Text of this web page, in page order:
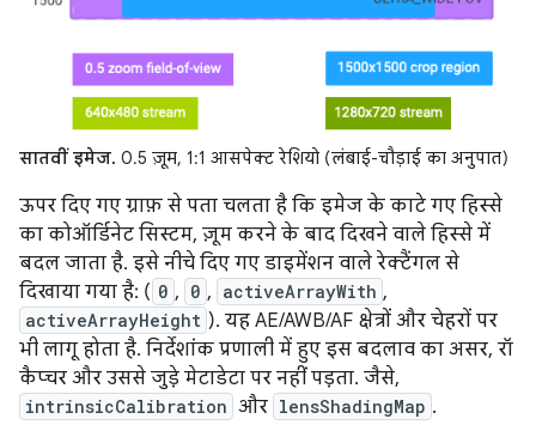
सातवीं इमेज. 0.5 ज़ूम, 1:1 आसपेक्ट रेशियो (लंबाई-चौड़ाई का अनुपात)
ऊपर दिए गए ग्राफ़ से पता चलता है कि इमेज के काटे गए हिस्से
का कोऑर्डिनेट सिस्टम, ज़ूम करने के बाद दिखने वाले हिस्से में
बदल जाता है. इसे नीचे दिए गए डाइमेंशन वाले रेक्टैंगल से
दिखाया गया है: ( 0 , 0 , activeArrayWith ,
activeArrayHeight ). यह AE/AWB/AF क्षेत्रों और चेहरों पर
भी लागू होता है. निर्देशांक प्रणाली में हुए इस बदलाव का असर, रॉ
कैप्चर और उससे जुड़े मेटाडेटा पर नहीं पड़ता. जैसे,
intrinsicCalibration और lensShadingMap .